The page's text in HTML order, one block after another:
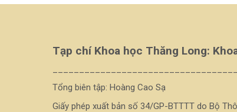
Tạp chí Khoa học Thăng Long:
Tổng biên tập: Hoàng Cao Sạ
Giấy phép xuất bản số 34/GP-BTTTT do Bộ